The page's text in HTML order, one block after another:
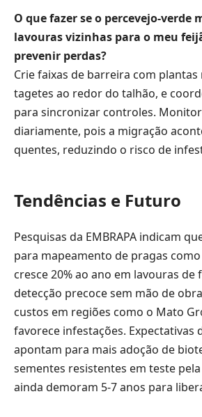
O que fazer se o percevejo-verde
lavouras vizinhas para o meu
prevenir perdas?
Crie faixas de barreira com
tagetes ao redor do talhão, e
para sincronizar controles.
diariamente, pois a migração
quentes, reduzindo o risco de
Tendências e Futuro
Pesquisas da EMBRAPA indicam
para mapeamento de pragas
cresce 20% ao ano em lavouras
detecção precoce sem mão de
custos em regiões como o Mato
favorece infestações. Expectativas
apontam para mais adoção de
sementes resistentes em teste pela
ainda demoram 5-7 anos para